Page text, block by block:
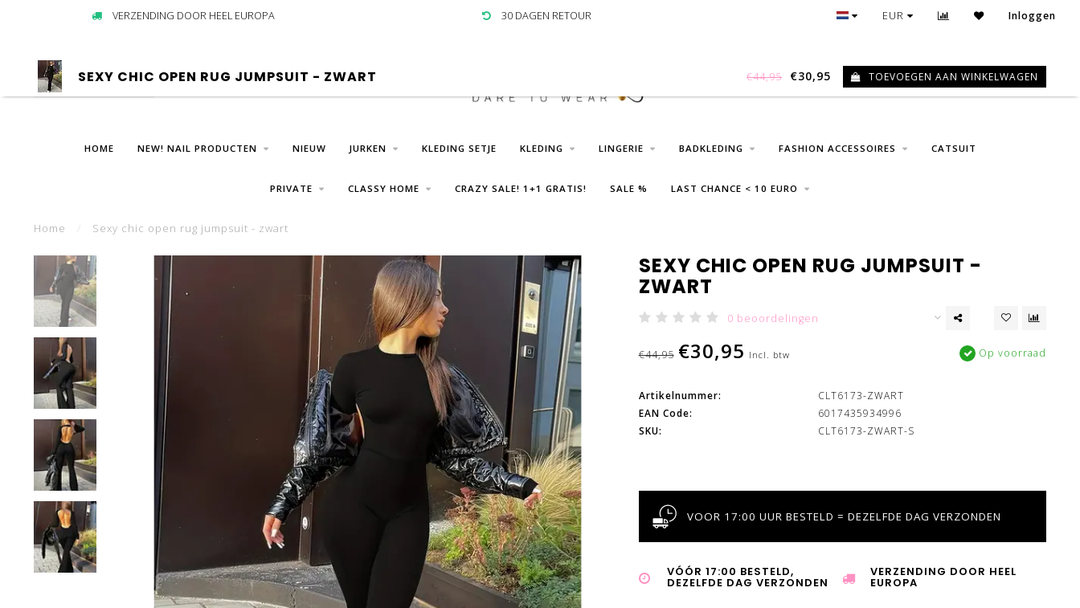
VERZENDING DOOR HEEL EUROPA 30 DAGEN RETOUR GRATIS VERZENDING VANAF € 75
EUR Inloggen
0
HOME NEW! NAIL PRODUCTEN NIEUW JURKEN KLEDING SETJE KLEDING LINGERIE BADKLEDING FASHION ACCESSOIRES CATSUIT
PRIVATE CLASSY HOME CRAZY SALE! 1+1 GRATIS! SALE % LAST CHANCE < 10 EURO
Home Sexy chic open rug jumpsuit - zwart
SEXY CHIC OPEN RUG JUMPSUIT - ZWART €44,95 €30,95 TOEVOEGEN AAN WINKELWAGEN
SEXY CHIC OPEN RUG JUMPSUIT -
ZWART
0 beoordelingen
€44,95 €30,95 Incl. btw Op voorraad
Artikelnummer:
CLT6173-ZWART
EAN Code:
6017435934996
SKU:
CLT6173-ZWART-S
VOOR 17:00 UUR BESTELD = DEZELFDE DAG VERZONDEN
VÓÓR 17:00 BESTELD,
DEZELFDE DAG VERZONDEN
VERZENDING DOOR HEEL
EUROPA